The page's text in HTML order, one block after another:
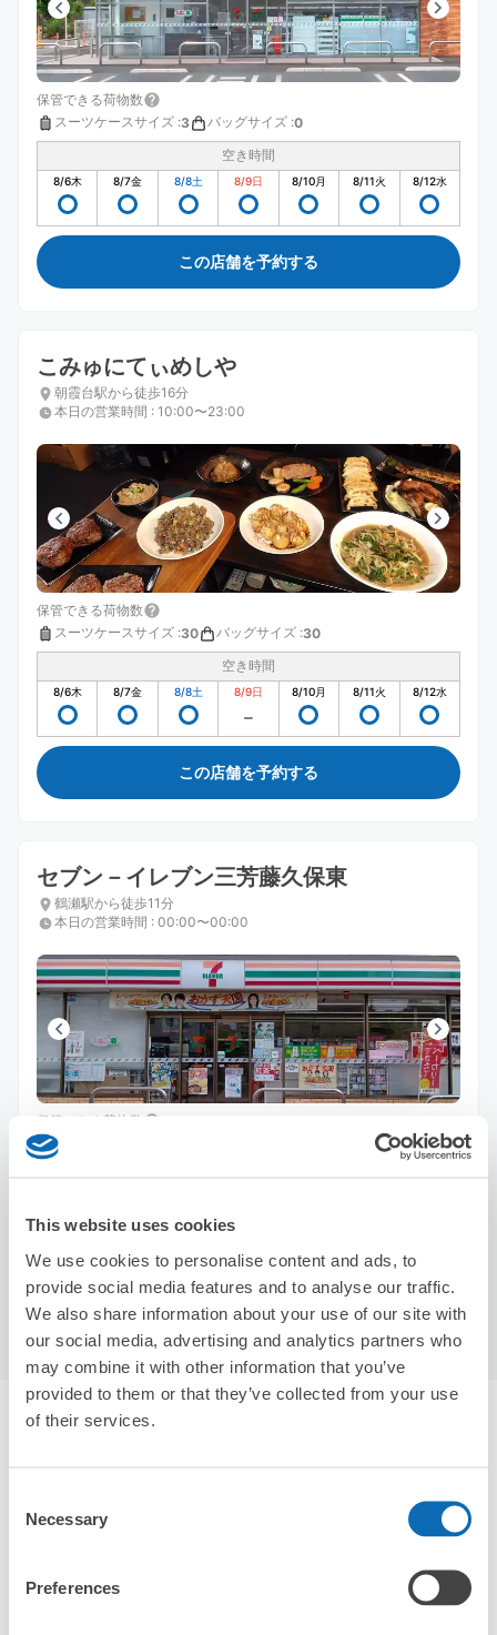
This website uses cookies
We use cookies to personalise content and ads, to
provide social media features and to analyse our traffic.
We also share information about your use of our site with
our social media, advertising and analytics partners who
may combine it with other information that you’ve
provided to them or that they’ve collected from your use
of their services.
Selection
Necessary
Preferences
保管できる荷物数
スーツケースサイズ :3 バッグサイズ :0
空き時間
8/6木 8/7金 8/8土 8/9日 8/10月 8/11火 8/12水
この店舗を予約する
こみゅにてぃめしや
朝霞台駅から徒歩16分
本日の営業時間 : 10:00〜23:00
保管できる荷物数
スーツケースサイズ :30 バッグサイズ :30
空き時間
8/6木 8/7金 8/8土 8/9日 8/10月 8/11火 8/12水
この店舗を予約する
セブン－イレブン三芳藤久保東
鶴瀬駅から徒歩11分
本日の営業時間 : 00:00〜00:00
保管できる荷物数
スーツケースサイズ
この店舗を予約する
志木駅周辺のおすすめコインロッカー